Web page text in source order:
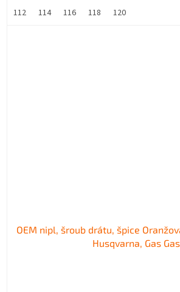
112
114 116 118 120
OEM nipl, šroub drátu, špice
Husqvarna, Gas Gas